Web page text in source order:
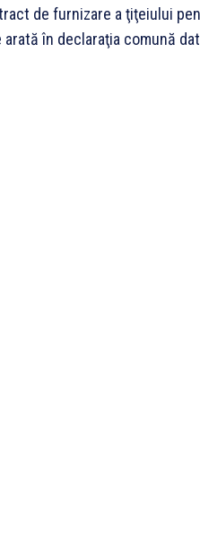
de furnizare a ţiţeiului
în declaraţia comună